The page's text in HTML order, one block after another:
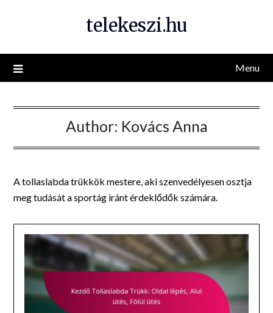
telekeszi.hu
Menu
Author: Kovács Anna
A tollaslabda trükkök mestere, aki szenvedélyesen osztja
meg tudását a sportág iránt érdeklődők számára.